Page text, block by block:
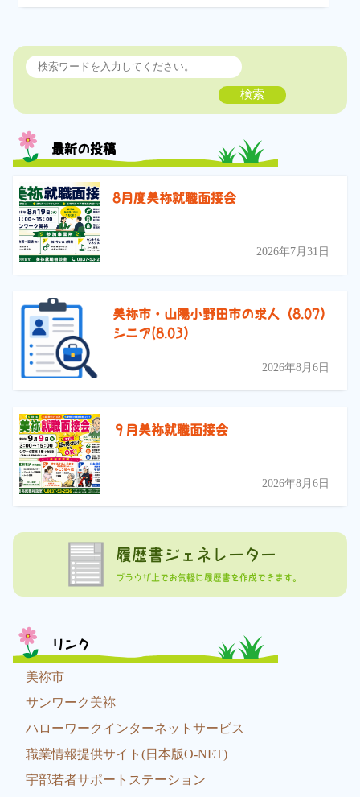
検索
最新の投稿
8月度美祢就職面接会
2026年7月31日
美祢市・山陽小野田市の求人（8.07）
シニア(8.03）
2026年8月6日
９月美祢就職面接会
2026年8月6日
履歴書ジェネレーター
ブラウザ上でお気軽に履歴書を作成できます。
リンク
美祢市
サンワーク美祢
ハローワークインターネットサービス
職業情報提供サイト(日本版O-NET)
宇部若者サポートステーション